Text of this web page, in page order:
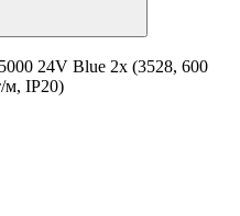
24V Blue 2x (3528, 600
IP20)